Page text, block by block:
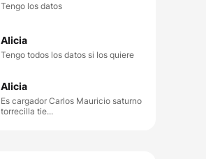
Tengo los datos
Alicia
Tengo todos los datos si los quiere
Alicia
Es cargador Carlos Mauricio saturno
torrecilla tie...